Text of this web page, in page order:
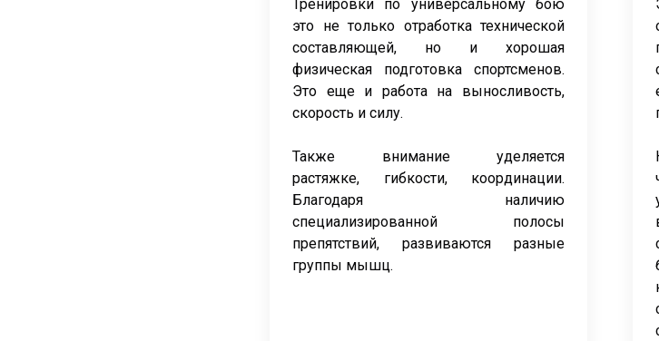
Тренировки по универсальному бою
это не только отработка технической
составляющей, но и хорошая
физическая подготовка спортсменов.
Это еще и работа на выносливость,
скорость и силу.
Также внимание уделяется
растяжке, гибкости, координации.
Благодаря наличию
специализированной полосы
препятствий, развиваются разные
группы мышц.